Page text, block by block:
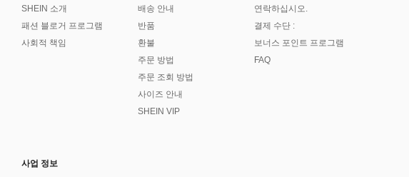
SHEIN 소개
패션 블로거 프로그램
사회적 책임
배송 안내
반품
환불
주문 방법
주문 조회 방법
사이즈 안내
SHEIN VIP
연락하십시오.
결제 수단 :
보너스 포인트 프로그램
FAQ
사업 정보